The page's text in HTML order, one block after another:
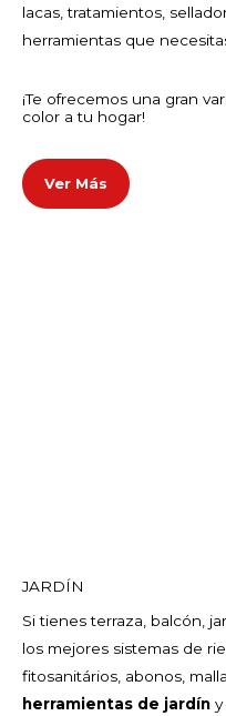
lacas, tratamientos,
herramientas que
¡Te ofrecemos una gran
color a tu hogar!
Ver Más
JARDÍN
Si tienes terraza, balcón,
los mejores sistemas de
fitosanitários, abonos,
herramientas de jardín